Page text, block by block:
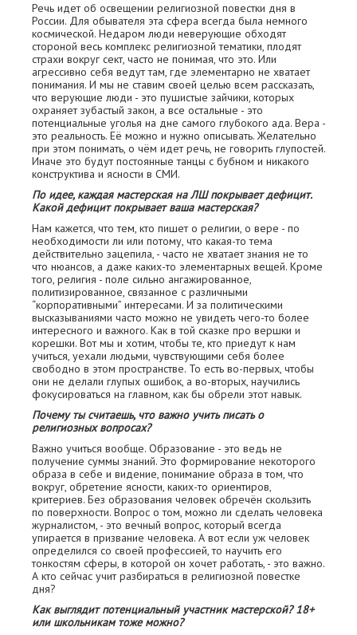
Речь идет об освещении религиозной повестки дня в
России. Для обывателя эта сфера всегда была немного
космической. Недаром люди неверующие обходят
стороной весь комплекс религиозной тематики, плодят
страхи вокруг сект, часто не понимая, что это. Или
агрессивно себя ведут там, где элементарно не хватает
понимания. И мы не ставим своей целью всем рассказать,
что верующие люди - это пушистые зайчики, которых
охраняет зубастый закон, а все остальные - это
потенциальные уголья на дне самого глубокого ада. Вера -
это реальность. Её можно и нужно описывать. Желательно
при этом понимать, о чём идет речь, не говорить глупостей.
Иначе это будут постоянные танцы с бубном и никакого
конструктива и ясности в СМИ.
По идее, каждая мастерская на ЛШ покрывает дефицит.
Какой дефицит покрывает ваша мастерская?
Нам кажется, что тем, кто пишет о религии, о вере - по
необходимости ли или потому, что какая-то тема
действительно зацепила, - часто не хватает знания не то
что нюансов, а даже каких-то элементарных вещей. Кроме
того, религия - поле сильно ангажированное,
политизированное, связанное с различными
“корпоративными” интересами. И за политическими
высказываниями часто можно не увидеть чего-то более
интересного и важного. Как в той сказке про вершки и
корешки. Вот мы и хотим, чтобы те, кто приедут к нам
учиться, уехали людьми, чувствующими себя более
свободно в этом пространстве. То есть во-первых, чтобы
они не делали глупых ошибок, а во-вторых, научились
фокусироваться на главном, как бы обрели этот навык.
Почему ты считаешь, что важно учить писать о
религиозных вопросах?
Важно учиться вообще. Образование - это ведь не
получение суммы знаний. Это формирование некоторого
образа в себе и видение, понимание образа в том, что
вокруг, обретение ясности, каких-то ориентиров,
критериев. Без образования человек обречён скользить
по поверхности. Вопрос о том, можно ли сделать человека
журналистом, - это вечный вопрос, который всегда
упирается в призвание человека. А вот если уж человек
определился со своей профессией, то научить его
тонкостям сферы, в которой он хочет работать, - это важно.
А кто сейчас учит разбираться в религиозной повестке
дня?
Как выглядит потенциальный участник мастерской? 18+
или школьникам тоже можно?